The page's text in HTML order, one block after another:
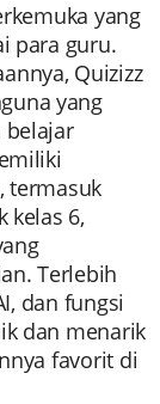
yang
para guru.
Quizizz
yang
belajar
termasuk
kelas 6,
Terlebih
dan fungsi
dan menarik
favorit di